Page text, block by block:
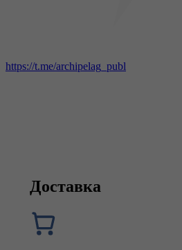
https://t.me/archipelag_publ
Доставка